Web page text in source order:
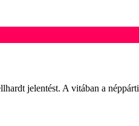
jelentést. A vitában a